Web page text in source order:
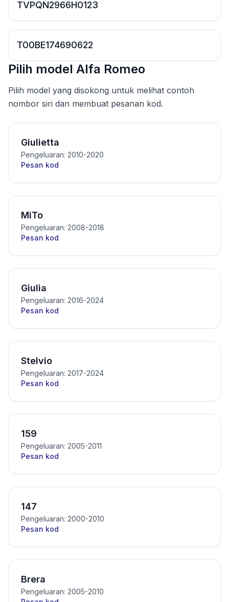
TVPQN2966H0123
T00BE174690622
Pilih model Alfa Romeo
Pilih model yang disokong untuk melihat contoh
nombor siri dan membuat pesanan kod.
Giulietta
Pengeluaran: 2010-2020
Pesan kod
MiTo
Pengeluaran: 2008-2018
Pesan kod
Giulia
Pengeluaran: 2016-2024
Pesan kod
Stelvio
Pengeluaran: 2017-2024
Pesan kod
159
Pengeluaran: 2005-2011
Pesan kod
147
Pengeluaran: 2000-2010
Pesan kod
Brera
Pengeluaran: 2005-2010